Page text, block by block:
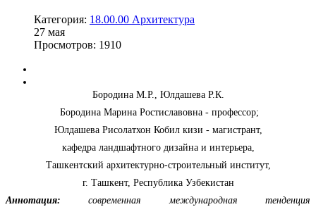
Категория: 18.00.00 Архитектура
27 мая
Просмотров: 1910
Бородина М.Р., Юлдашева Р.К.
Бородина Марина Ростиславовна - профессор;
Юлдашева Рисолатхон Кобил кизи - магистрант,
кафедра ландшафтного дизайна и интерьера,
Ташкентский архитектурно-строительный институт,
г. Ташкент, Республика Узбекистан
Аннотация:
современная международная тенденция